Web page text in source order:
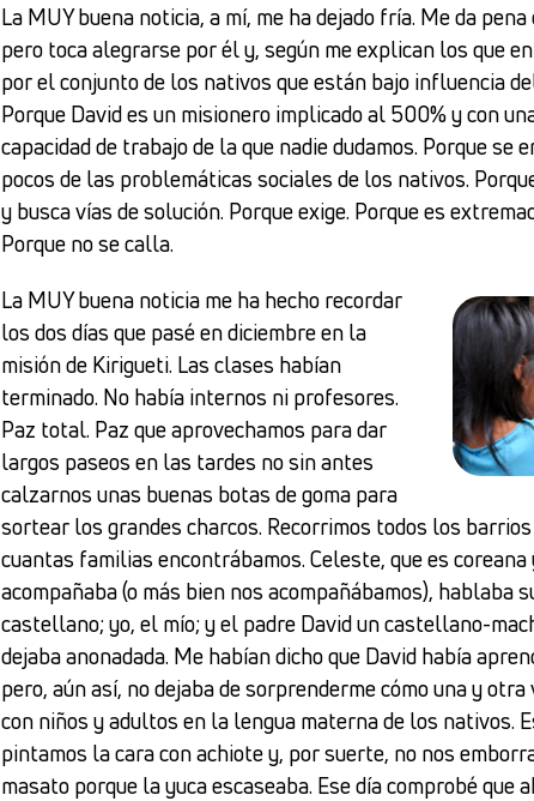
La MUY buena noticia, a mí, me ha dejado fría. Me da pena
pero toca alegrarse por él y, según me explican los que
por el conjunto de los nativos que están bajo influencia
Porque David es un misionero implicado al 500% y con
capacidad de trabajo de la que nadie dudamos. Porque se
pocos de las problemáticas sociales de los nativos.
y busca vías de solución. Porque exige. Porque es
Porque no se calla.
La MUY buena noticia me ha hecho recordar
los dos días que pasé en diciembre en la
misión de Kirigueti. Las clases habían
terminado. No había internos ni profesores.
Paz total. Paz que aprovechamos para dar
largos paseos en las tardes no sin antes
calzarnos unas buenas botas de goma para
sortear los grandes charcos. Recorrimos todos los
cuantas familias encontrábamos. Celeste, que es coreana
acompañaba (o más bien nos acompañábamos), hablaba
castellano; yo, el mío; y el padre David un castellano-
dejaba anonadada. Me habían dicho que David había
pero, aún así, no dejaba de sorprenderme cómo una y
con niños y adultos en la lengua materna de los nativos.
pintamos la cara con achiote y, por suerte, no nos
masato porque la yuca escaseaba. Ese día comprobé que